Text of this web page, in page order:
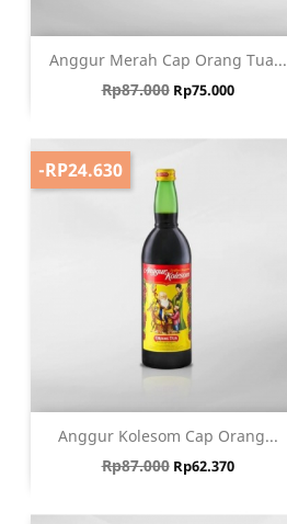
Anggur Merah Cap Orang Tua...
Harga biasa
Rp87.000 Harga
Rp75.000
Anggur Kolesom Cap Orang...
Harga biasa
Rp87.000 Harga
Rp62.370
-RP24.630